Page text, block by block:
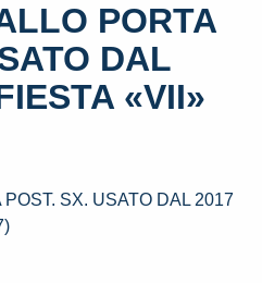
PORTA
DAL
«VII»
SX. USATO DAL 2017